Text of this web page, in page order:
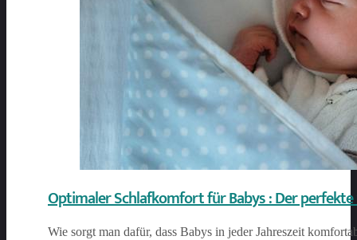
Optimaler Schlafkomfort für Babys : Der perfekte
Wie sorgt man dafür, dass Babys in jeder Jahreszeit